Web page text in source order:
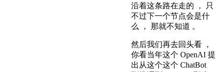
沿着这条路在走的 ， 只
不过下一个节点会是什
么 ， 那就不知道 。
然后我们再去回头看 ，
你看当年这个 OpenAI 提
出从这个这个 ChatBot